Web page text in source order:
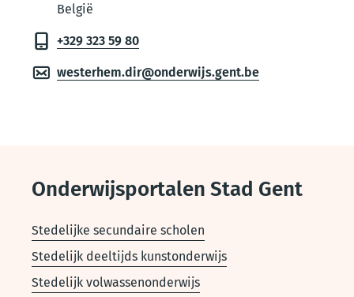
België
+329 323 59 80
westerhem.dir@onderwijs.gent.be
Onderwijsportalen Stad Gent
Stedelijke secundaire scholen
Stedelijk deeltijds kunstonderwijs
Stedelijk volwassenonderwijs